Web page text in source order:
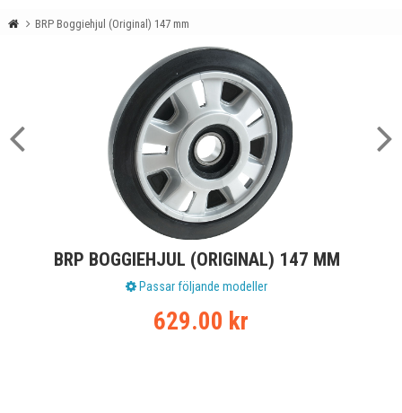
BRP Boggiehjul (Original) 147 mm
BRP BOGGIEHJUL (ORIGINAL) 147 MM
Passar följande modeller
629.00 kr